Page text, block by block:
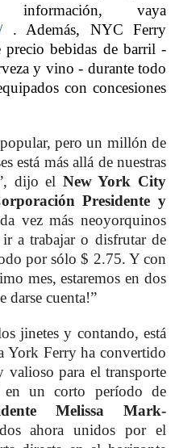
vaya
. Además, NYC Ferry
precio bebidas de barril -
y vino - durante todo
con concesiones
pero un millón de
está más allá de nuestras
dijo el New York City
Presidente y
vez más neoyorquinos
a trabajar o disfrutar de
por sólo $ 2.75. Y con
mes, estaremos en dos
darse cuenta!”
jinetes y contando, está
York Ferry ha convertido
para el transporte
en un corto período de
Melissa Mark-
ahora unidos por el